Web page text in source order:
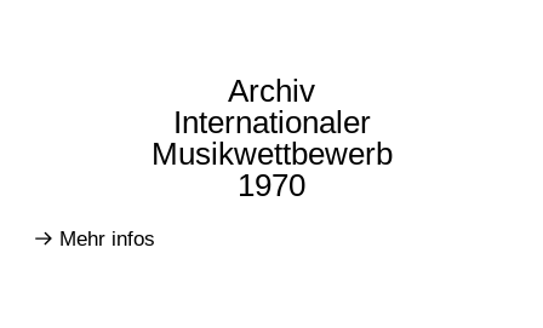
Archiv
Internationaler
Musikwettbewerb
1970
Mehr infos